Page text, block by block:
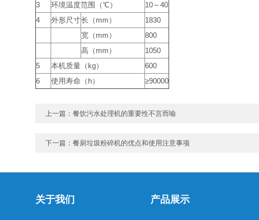
3 环境温度范围（℃）
10～40
4
外形尺寸长（mm）
1830
宽（mm）
800
高（mm）
1050
5
本机质量（kg）
600
6
使用寿命（h） ≥90000
上一篇： 餐饮污水处理机的重要性不言而喻
下一篇： 餐厨垃圾粉碎机的优点和使用注意事项
关于我们 产品展示